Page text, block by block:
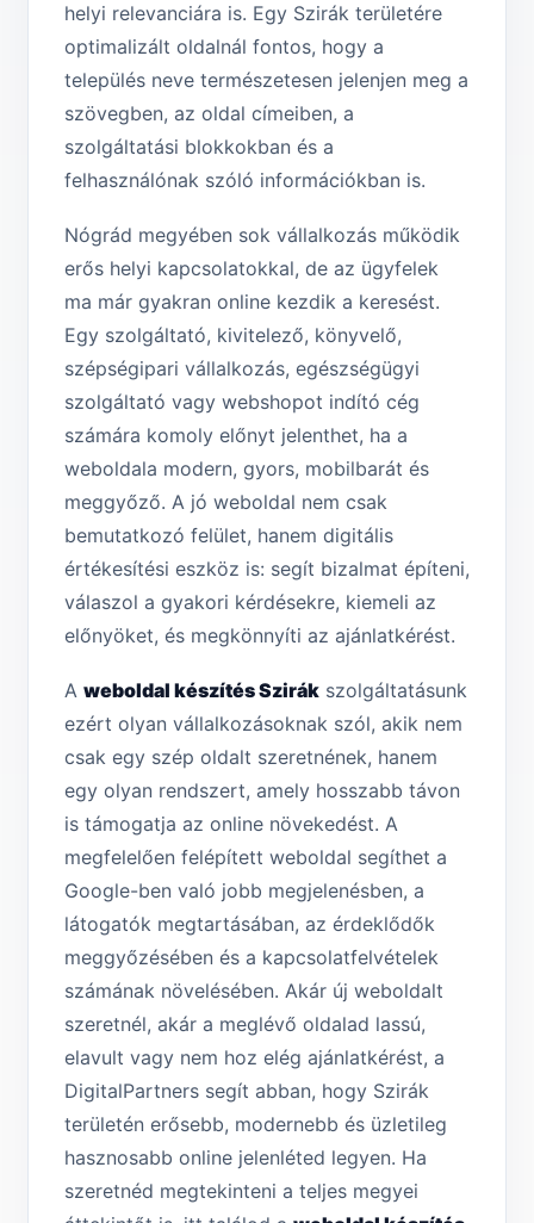
helyi relevanciára is. Egy Szirák területére
optimalizált oldalnál fontos, hogy a
település neve természetesen jelenjen meg a
szövegben, az oldal címeiben, a
szolgáltatási blokkokban és a
felhasználónak szóló információkban is.
Nógrád megyében sok vállalkozás működik
erős helyi kapcsolatokkal, de az ügyfelek
ma már gyakran online kezdik a keresést.
Egy szolgáltató, kivitelező, könyvelő,
szépségipari vállalkozás, egészségügyi
szolgáltató vagy webshopot indító cég
számára komoly előnyt jelenthet, ha a
weboldala modern, gyors, mobilbarát és
meggyőző. A jó weboldal nem csak
bemutatkozó felület, hanem digitális
értékesítési eszköz is: segít bizalmat építeni,
válaszol a gyakori kérdésekre, kiemeli az
előnyöket, és megkönnyíti az ajánlatkérést.
A weboldal készítés Szirák szolgáltatásunk
ezért olyan vállalkozásoknak szól, akik nem
csak egy szép oldalt szeretnének, hanem
egy olyan rendszert, amely hosszabb távon
is támogatja az online növekedést. A
megfelelően felépített weboldal segíthet a
Google-ben való jobb megjelenésben, a
látogatók megtartásában, az érdeklődők
meggyőzésében és a kapcsolatfelvételek
számának növelésében. Akár új weboldalt
szeretnél, akár a meglévő oldalad lassú,
elavult vagy nem hoz elég ajánlatkérést, a
DigitalPartners segít abban, hogy Szirák
területén erősebb, modernebb és üzletileg
hasznosabb online jelenléted legyen. Ha
szeretnéd megtekinteni a teljes megyei